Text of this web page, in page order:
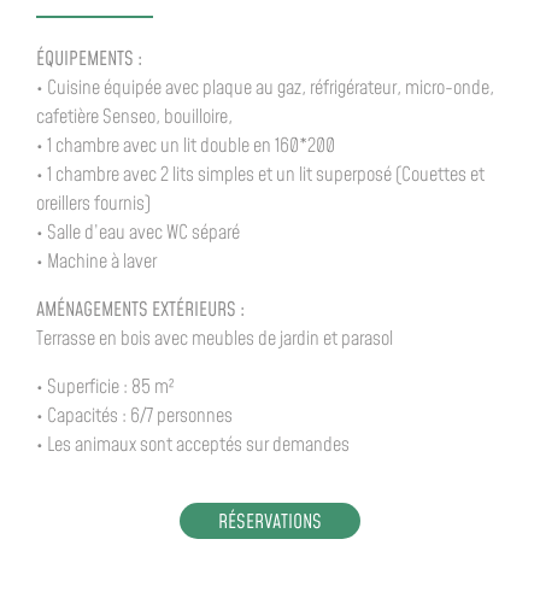
ÉQUIPEMENTS :
• Cuisine équipée avec plaque au gaz, réfrigérateur, micro-onde,
cafetière Senseo, bouilloire,
• 1 chambre avec un lit double en 160*200
• 1 chambre avec 2 lits simples et un lit superposé (Couettes et
oreillers fournis)
• Salle d’eau avec WC séparé
• Machine à laver
AMÉNAGEMENTS EXTÉRIEURS :
Terrasse en bois avec meubles de jardin et parasol
• Superficie : 85 m²
• Capacités : 6/7 personnes
• Les animaux sont acceptés sur demandes
RÉSERVATIONS